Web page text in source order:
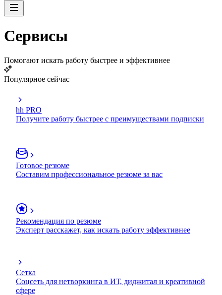
Сервисы
Помогают искать работу быстрее и эффективнее
Популярное сейчас
hh PRO
Получите работу быстрее с преимуществами подписки
Готовое резюме
Составим профессиональное резюме за вас
Рекомендация по резюме
Эксперт расскажет, как искать работу эффективнее
Сетка
Соцсеть для нетворкинга в ИТ, диджитал и креативной
сфере